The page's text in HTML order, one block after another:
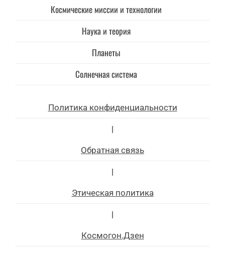
Космические миссии и технологии
Наука и теория
Планеты
Солнечная система
Политика конфиденциальности
|
Обратная связь
|
Этическая политика
|
Космогон.Дзен